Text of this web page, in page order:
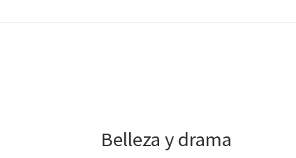
Belleza y drama